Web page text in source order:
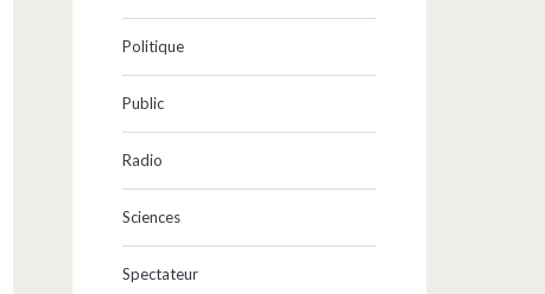
Politique
Public
Radio
Sciences
Spectateur